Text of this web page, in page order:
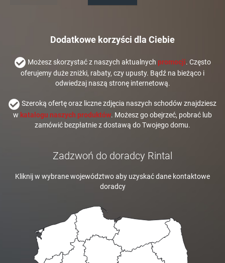
Dodatkowe korzyści dla Ciebie
Możesz skorzystać z naszych aktualnych promocji. Często
oferujemy duże zniżki, rabaty, czy upusty. Bądź na bieżąco i
odwiedzaj naszą stronę internetową.
Szeroką ofertę oraz liczne zdjęcia naszych schodów znajdziesz
w katalogu naszych produktów. Możesz go obejrzeć, pobrać lub
zamówić bezpłatnie z dostawą do Twojego domu.
Zadzwoń do doradcy Rintal
Kliknij w wybrane województwo aby uzyskać dane kontaktowe
doradcy